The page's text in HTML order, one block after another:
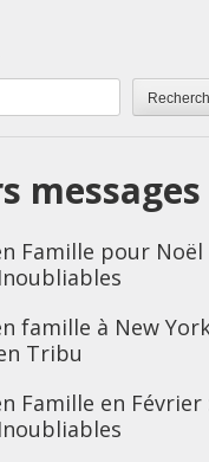
messages
Famille pour Noël
famille à New
Tribu
Famille en Février